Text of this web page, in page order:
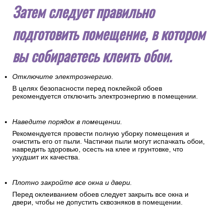
Затем следует правильно
подготовить помещение, в котором
вы собираетесь клеить обои.
Отключите электроэнергию.
В целях безопасности перед поклейкой обоев
рекомендуется отключить электроэнергию в помещении.
Наведите порядок в помещении.
Рекомендуется провести полную уборку помещения и
очистить его от пыли. Частички пыли могут испачкать обои,
навредить здоровью, осесть на клее и грунтовке, что
ухудшит их качества.
Плотно закройте все окна и двери.
Перед оклеиванием обоев следует закрыть все окна и
двери, чтобы не допустить сквозняков в помещении.